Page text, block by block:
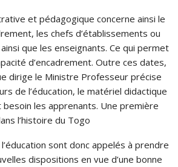
et pédagogique concerne ainsi le
les chefs d’établissements ou
que les enseignants. Ce qui permet
d’encadrement. Outre ces dates,
dirige le Ministre Professeur précise
de l’éducation, le matériel didactique
les apprenants. Une première
l’histoire du Togo
sont donc appelés à prendre
dispositions en vue d’une bonne